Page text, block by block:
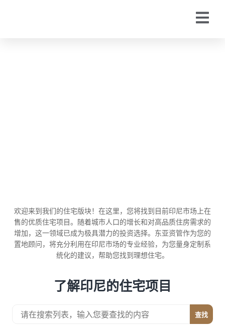
欢迎来到我们的住宅版块！在这里，您将找到目前印尼市场上在
售的优质住宅项目。随着城市人口的增长和对高品质住房需求的
增加，这一领域已成为极具潜力的投资选择。东亚资管作为您的
置地顾问，将充分利用在印尼市场的专业经验，为您量身定制系
统化的建议，帮助您找到理想住宅。
了解印尼的住宅项目
查找